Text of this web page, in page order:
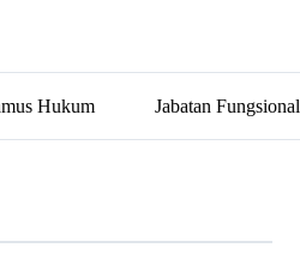
Hukum Jabatan Fungsional